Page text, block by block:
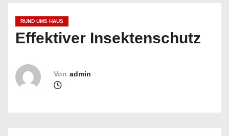
RUND UMS HAUS
Effektiver Insektenschutz
Von admin